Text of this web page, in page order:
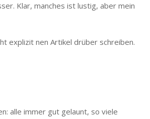
Klar, manches ist lustig, aber mein
explizit nen Artikel drüber schreiben.
alle immer gut gelaunt, so viele